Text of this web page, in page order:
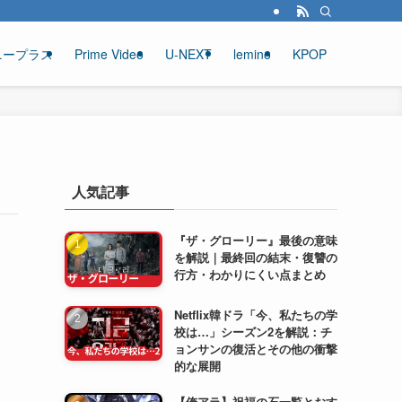
プラス Prime Video U-NEXT lemino KPOP
人気記事
『ザ・グローリー』最後の意味
を解説｜最終回の結末・復讐の
行方・わかりにくい点まとめ
Netflix韓ドラ「今、私たちの学
校は…」シーズン2を解説：チ
ョンサンの復活とその他の衝撃
的な展開